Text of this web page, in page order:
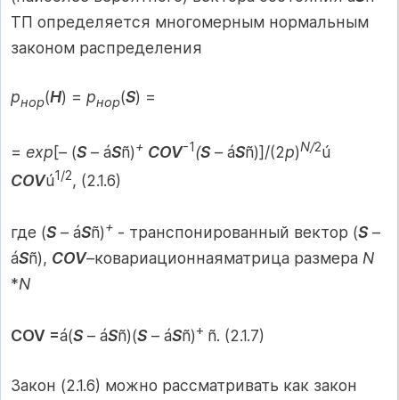
ТП определяется многомерным нормальным
законом распределения
pнор(H) = pнор(S) =
= exp[– (S– áSñ)+ COV-1(S– áSñ)]/(2p)N/2ú
COVú1/2, (2.1.6)
где (S– áSñ)+ ‑ транспонированный вектор (S–
áSñ), COV–ковариационнаяматрица размера N
*N
COV =á(S– áSñ)(S– áSñ)+ ñ. (2.1.7)
Закон (2.1.6) можно рассматривать как закон